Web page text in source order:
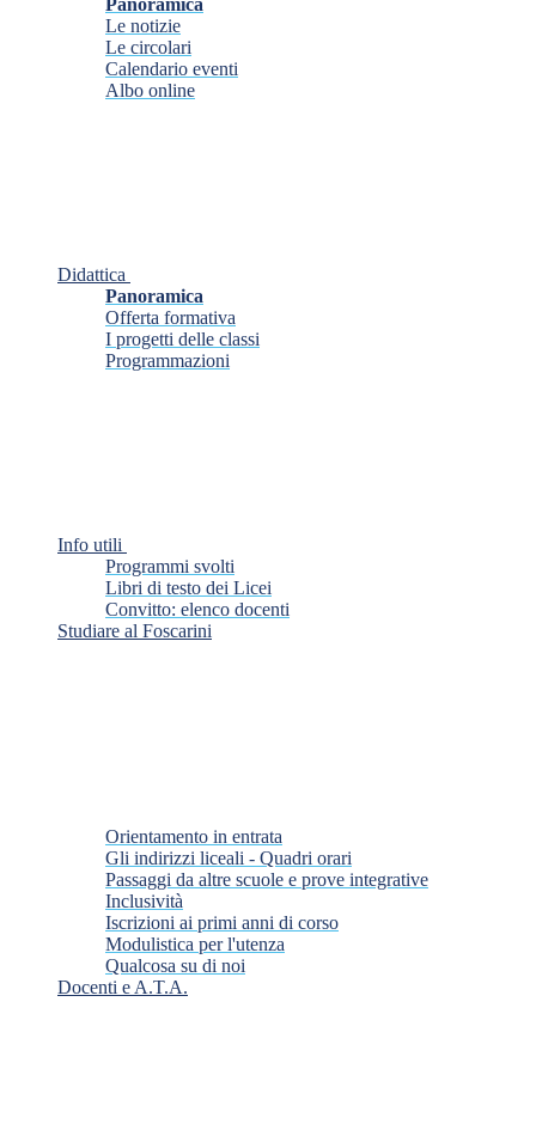
Panoramica
Le notizie
Le circolari
Calendario eventi
Albo online
Didattica
Panoramica
Offerta formativa
I progetti delle classi
Programmazioni
Info utili
Programmi svolti
Libri di testo dei Licei
Convitto: elenco docenti
Studiare al Foscarini
Orientamento in entrata
Gli indirizzi liceali - Quadri orari
Passaggi da altre scuole e prove integrative
Inclusività
Iscrizioni ai primi anni di corso
Modulistica per l'utenza
Qualcosa su di noi
Docenti e A.T.A.